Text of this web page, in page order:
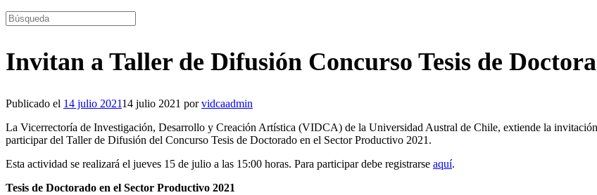
Buscar:
Invitan a Taller de Difusión Concurso Tesis de
Publicado el 14 julio 202114 julio 2021 porvidcaadmin
La Vicerrectoría de Investigación, Desarrollo y Creación Artística (VIDCA) de la Universidad Austral de Chile, extiende la
participar del Taller de Difusión del Concurso Tesis de Doctorado en el Sector Productivo 2021.
Esta actividad se realizará el jueves 15 de julio a las 15:00 horas. Para participar debe registrarse aquí.
Tesis de Doctorado en el Sector Productivo 2021